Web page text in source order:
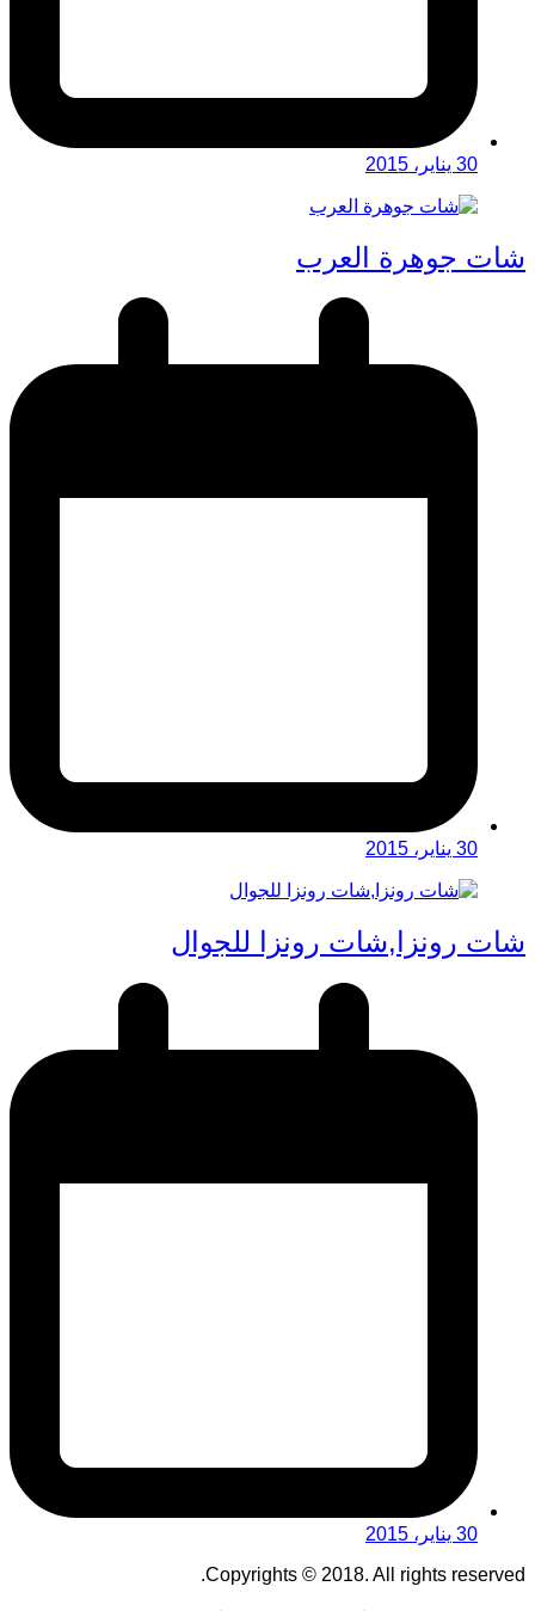
30 يناير، 2015
شات جوهرة العرب
30 يناير، 2015
شات رونزا,شات رونزا للجوال
30 يناير، 2015
Copyrights © 2018. All rights reserved.